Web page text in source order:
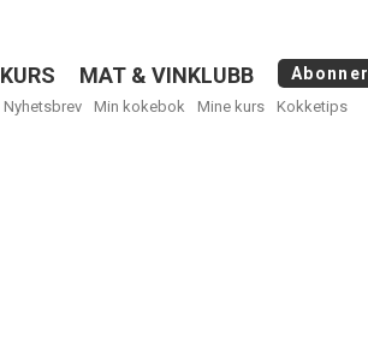
KURS MAT & VINKLUBB Abonner
Nyhetsbrev Min kokebok Mine kurs Kokketips